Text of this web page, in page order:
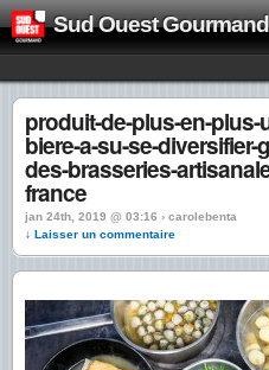
Sud Ouest Gourmand
produit-de-plus-en-plus-
biere-a-su-se-
des-brasseries-
france
jan 24th, 2019 @ 03:16 › carolebenta
↓ Laisser un commentaire